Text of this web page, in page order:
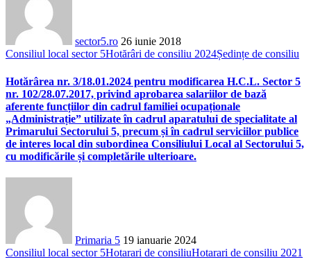
sector5.ro 26 iunie 2018
Consiliul local sector 5Hotărâri de consiliu 2024Ședințe de consiliu
Hotărârea nr. 3/18.01.2024 pentru modificarea H.C.L. Sector 5
nr. 102/28.07.2017, privind aprobarea salariilor de bază
aferente funcțiilor din cadrul familiei ocupaționale
„Administrație” utilizate în cadrul aparatului de specialitate al
Primarului Sectorului 5, precum și în cadrul serviciilor publice
de interes local din subordinea Consiliului Local al Sectorului 5,
cu modificările și completările ulterioare.
Primaria 5 19 ianuarie 2024
Consiliul local sector 5Hotarari de consiliuHotarari de consiliu 2021